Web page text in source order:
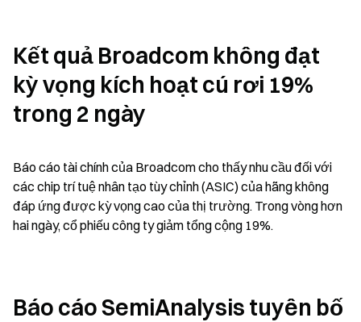
Kết quả Broadcom không đạt
kỳ vọng kích hoạt cú rơi 19%
trong 2 ngày
Báo cáo tài chính của Broadcom cho thấy nhu cầu đối với
các chip trí tuệ nhân tạo tùy chỉnh (ASIC) của hãng không
đáp ứng được kỳ vọng cao của thị trường. Trong vòng hơn
hai ngày, cổ phiếu công ty giảm tổng cộng 19%.
Báo cáo SemiAnalysis tuyên bố